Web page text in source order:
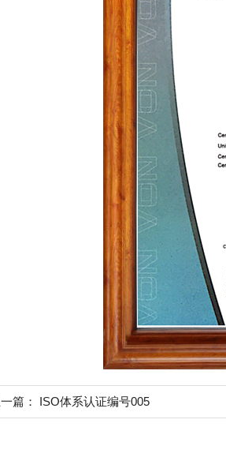
一篇： ISO体系认证编号005